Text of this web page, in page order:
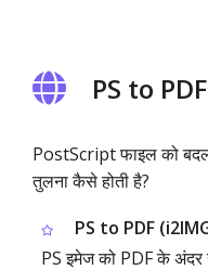
PS to
PostScript फाइल को
तुलना कैसे होती है?
PS to PDF
PS इमेज को PDF के